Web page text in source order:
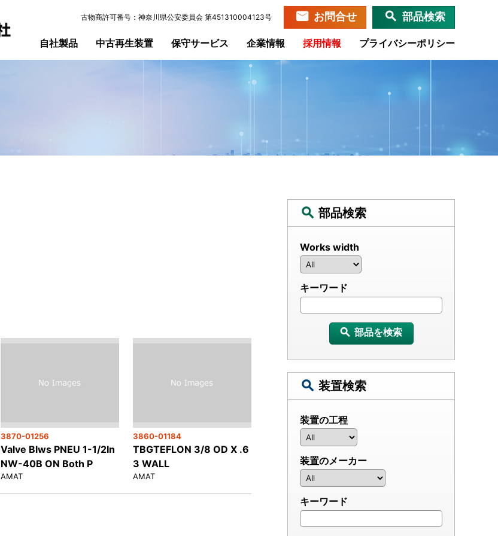
古物商許可番号：神奈川県公安委員会 第451310004123号 お問合せ 部品検索
自社製品 中古再生装置 保守サービス 企業情報 採用情報 プライバシーポリシー
Valve Blws PNEU 1-1/2In
NW-40B ON Both P
3870-01256
AMAT
TBGTEFLON 3/8 OD X .6
3 WALL
3860-01184
AMAT
部品検索
Works width
キーワード
部品を検索
装置検索
装置の工程
装置のメーカー
キーワード